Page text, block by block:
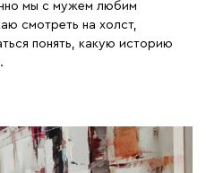
мы с мужем любим
смотреть на холст,
понять, какую историю